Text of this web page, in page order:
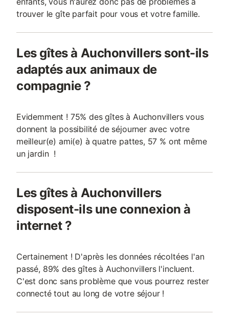
trouver le gîte parfait pour vous et votre famille.
Les gîtes à Auchonvillers sont-ils
adaptés aux animaux de
compagnie ?
Evidemment ! 75% des gîtes à Auchonvillers vous
donnent la possibilité de séjourner avec votre
meilleur(e) ami(e) à quatre pattes, 57 % ont même
un jardin !
Les gîtes à Auchonvillers
disposent-ils une connexion à
internet ?
Certainement ! D'après les données récoltées l'an
passé, 89% des gîtes à Auchonvillers l'incluent.
C'est donc sans problème que vous pourrez rester
connecté tout au long de votre séjour !